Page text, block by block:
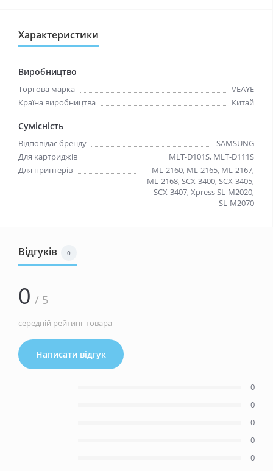
Характеристики
Виробництво
Торгова марка
VEAYE
Країна виробництва
Китай
Сумісність
Відповідає бренду
SAMSUNG
Для картриджів
MLT-D101S, MLT-D111S
Для принтерів
ML-2160, ML-2165, ML-2167,
ML-2168, SCX-3400, SCX-3405,
SCX-3407, Xpress SL-M2020,
SL-M2070
Відгуків 0
0 / 5
середній рейтинг товара
Написати відгук
0
0
0
0
0